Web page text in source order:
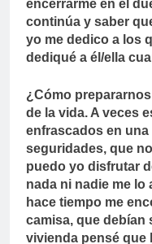
encerrarme en el
continúa y saber
yo me dedico a los
dediqué a él/ella
¿Cómo
de la vida. A veces
enfrascados en
seguridades, que
puedo yo disfrutar
nada ni nadie me lo
hace tiempo me
camisa, que debían
vivienda pensé que